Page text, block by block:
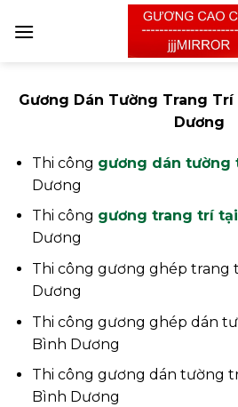
Gương Dán Tường Trang
Dương
Thi công gương dán tường
Dương
Thi công gương trang trí
Dương
Thi công gương ghép trang
Dương
Thi công gương ghép dán
Bình Dương
Thi công gương dán tường
Bình Dương